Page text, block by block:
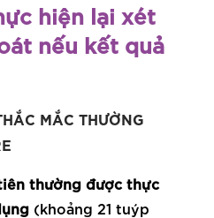
hiện lại xét
nếu kết quả
MẮC THƯỜNG
thường được thực
(khoảng 21 tuýp